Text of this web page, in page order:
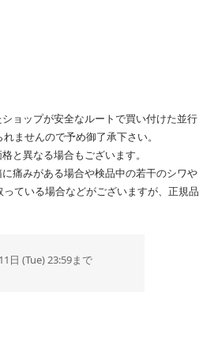
ョップが安全なルートで買い付けた並行
ませんので予め御了承下さい。
と異なる場合もございます。
痛みがある場合や検品中の若干のシワや
ている場合などがございますが、正規品
日 (Tue) 23:59まで